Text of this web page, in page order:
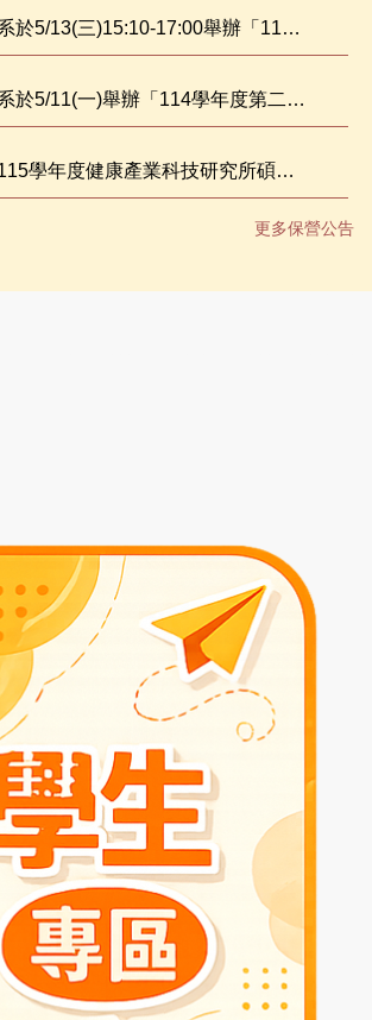
13(三)15:10-17:00舉辦「114學年就業分享會」
一)舉辦「114學年度第二學期專題成果發表暨競賽活動」
度健康產業科技研究所碩士班考試入學招生簡章公告
更多保營公告